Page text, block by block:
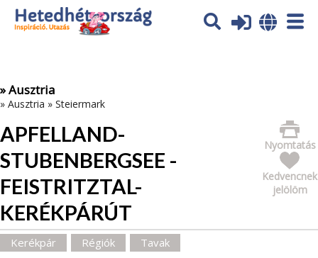
Az oldal sütiket (cookies) használ. További tájékoztatás itt:
Adatvédelmi tájékoztató
» Ausztria
» Ausztria » Steiermark
APFELLAND-
STUBENBERGSEE -
FEISTRITZTAL-
KERÉKPÁRÚT
Nyomtatás
Kedvencnek
jelölöm
Kerékpár Régiók Tavak